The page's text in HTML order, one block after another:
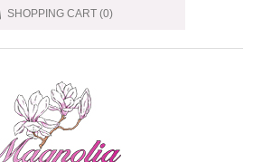
SHOPPING CART (0)